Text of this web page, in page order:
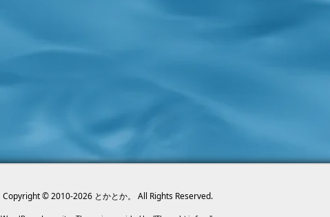
Copyright ©2010-2026 とかとか。 All Rights Reserved.